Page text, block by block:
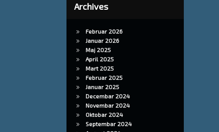
Archives
Februar 2026
Januar 2026
Maj 2025
April 2025
Mart 2025
Februar 2025
Januar 2025
Decembar 2024
Novembar 2024
Oktobar 2024
Septembar 2024